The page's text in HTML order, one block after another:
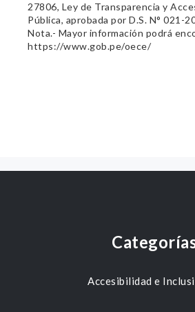
27806, Ley de Transparencia y
Pública, aprobada por D.S. N° 021-
Nota.- Mayor información podrá
https://www.gob.pe/oece/
Accesibilidad e